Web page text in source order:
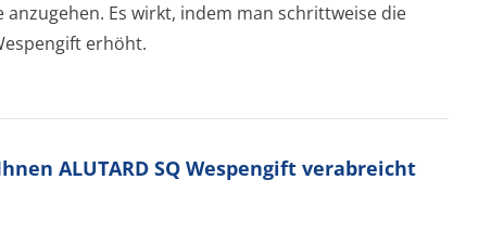
Es wirkt, indem man schrittweise die
erhöht.
ALUTARD SQ Wespengift verabreicht